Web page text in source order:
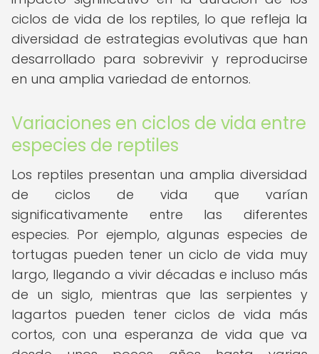
ciclos de vida de los reptiles, lo que refleja la
diversidad de estrategias evolutivas que han
desarrollado para sobrevivir y reproducirse
en una amplia variedad de entornos.
Variaciones en ciclos de vida entre
especies de reptiles
Los reptiles presentan una amplia diversidad
de ciclos de vida que varían
significativamente entre las diferentes
especies. Por ejemplo, algunas especies de
tortugas pueden tener un ciclo de vida muy
largo, llegando a vivir décadas e incluso más
de un siglo, mientras que las serpientes y
lagartos pueden tener ciclos de vida más
cortos, con una esperanza de vida que va